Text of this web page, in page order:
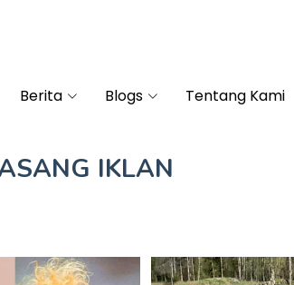
Berita Blogs Tentang Kami
IKLAN